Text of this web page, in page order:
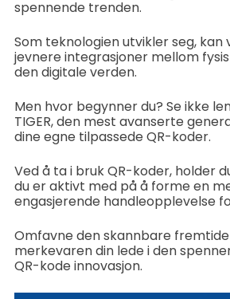
spennende trenden.
Som teknologien utvikler seg,
jevnere integrasjoner mellom
den digitale verden.
Men hvor begynner du? Se ikke
TIGER, den mest avanserte
dine egne tilpassede QR-koder.
Ved å ta i bruk QR-koder, holder
du er aktivt med på å forme en
engasjerende handleopplevelse
Omfavne den skannbare
merkevaren din lede i den
QR-kode innovasjon.